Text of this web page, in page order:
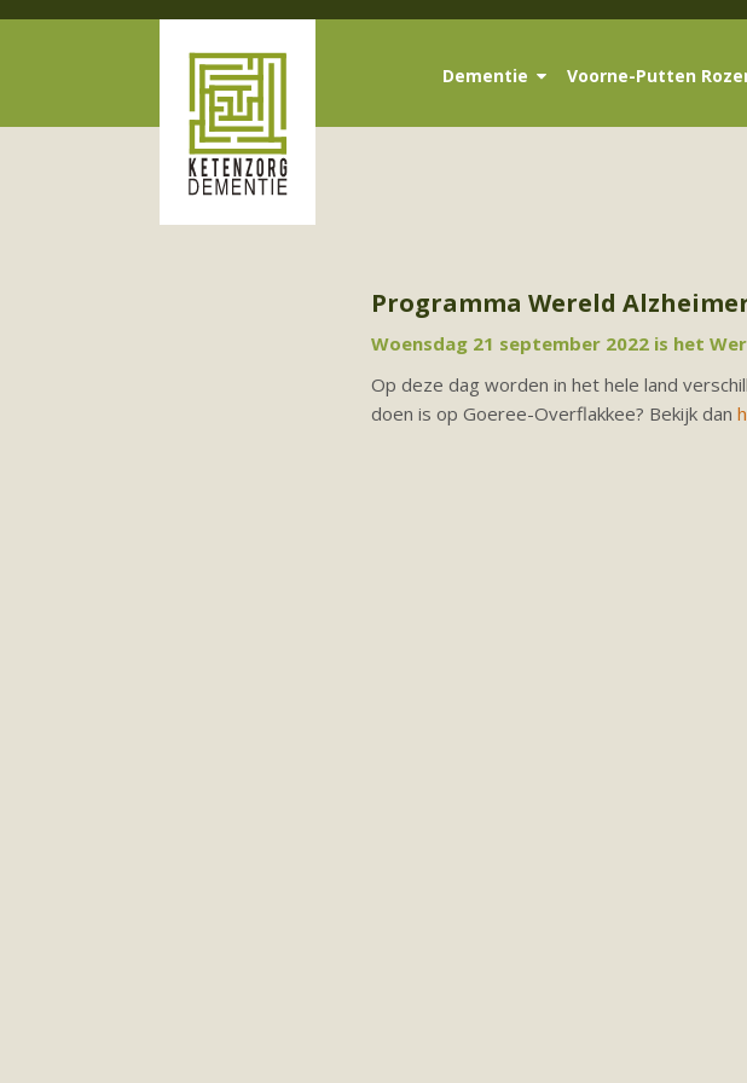
Dementie Voorne-Putten
Programma Wereld
Woensdag 21 september 2022 is het
Op deze dag worden in het hele land
doen is op Goeree-Overflakkee? Bekijk dan